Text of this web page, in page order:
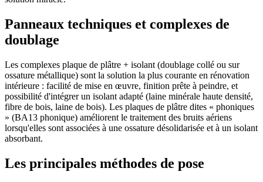
Panneaux techniques et complexes de
doublage
Les complexes plaque de plâtre + isolant (doublage collé ou sur
ossature métallique) sont la solution la plus courante en rénovation
intérieure : facilité de mise en œuvre, finition prête à peindre, et
possibilité d'intégrer un isolant adapté (laine minérale haute densité,
fibre de bois, laine de bois). Les plaques de plâtre dites « phoniques
» (BA13 phonique) améliorent le traitement des bruits aériens
lorsqu'elles sont associées à une ossature désolidarisée et à un isolant
absorbant.
Les principales méthodes de pose